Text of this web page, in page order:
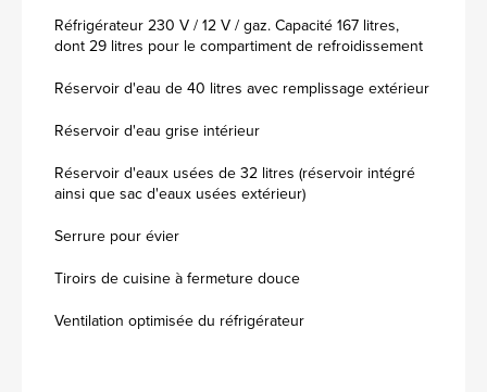
Réfrigérateur 230 V / 12 V / gaz. Capacité 167 litres,
dont 29 litres pour le compartiment de refroidissement
Réservoir d'eau de 40 litres avec remplissage extérieur
Réservoir d'eau grise intérieur
Réservoir d'eaux usées de 32 litres (réservoir intégré
ainsi que sac d'eaux usées extérieur)
Serrure pour évier
Tiroirs de cuisine à fermeture douce
Ventilation optimisée du réfrigérateur